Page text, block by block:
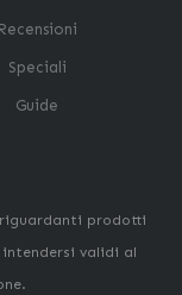
Recensioni
Speciali
Guide
prodotti
validi al